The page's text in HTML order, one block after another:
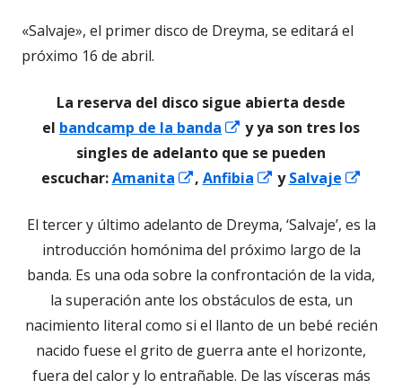
«Salvaje», el primer disco de Dreyma, se editará el
próximo 16 de abril.
La reserva del disco sigue abierta desde
el bandcamp de la banda
Abrir
en
una
nueva
y ya son tres los
singles de adelanto que se pueden
escuchar:Amanita
Abrir
una
ventana
nueva
, Anfibia
Abrir
una
ventana
nueva
ySalvaje
una
nueva
El tercer y último adelanto de Dreyma, ‘Salvaje’, es la
introducción homónima del próximo largo de la
banda. Es una oda sobre la confrontación de la vida,
la superación ante los obstáculos de esta, un
nacimiento literal como si el llanto de un bebé recién
nacido fuese el grito de guerra ante el horizonte,
fuera del calor y lo entrañable. De las vísceras más